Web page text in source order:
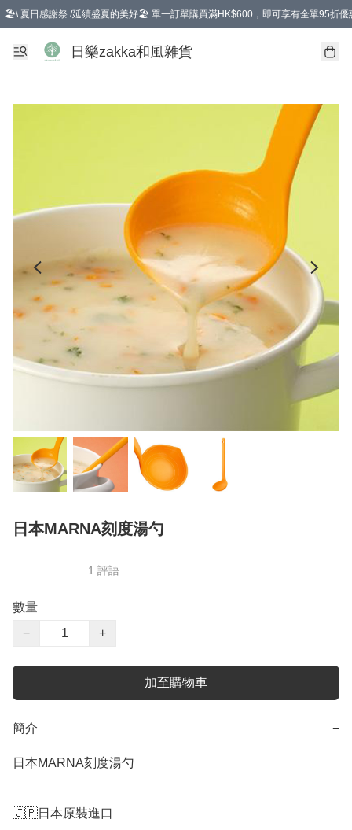
🏖️\ 夏日感謝祭 /延續盛夏的美好🏖️ 單一訂單購買滿HK$600，即可享有全單95折優
選擇GoGoX住宅/工商地址配送，單一訂單消費購物滿HK$680(折扣後），可享有
日樂zakka和風雜貨
日本MARNA刻度湯勺
1 評語
數量
−
+
加至購物車
簡介 −
日本MARNA刻度湯勺
🇯🇵日本原裝進口